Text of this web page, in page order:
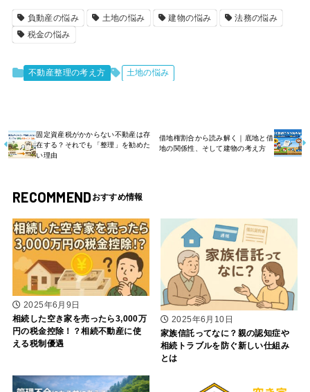
負動産の悩み 土地の悩み 建物の悩み
法務の悩み
税金の悩み
不動産整理の考え方 土地の悩み
固定資産税がかからない不動産は存
在する？それでも「整理」を勧めた
い理由
借地権割合から読み解く｜底地と借
地の関係性、そして建物の考え方
RECOMMEND
2025年6月9日
相続した空き家を売ったら3,000万
円の税金控除！？相続不動産に使
える税制優遇
2025年6月10日
家族信託ってなに？親の認知症や
相続トラブルを防ぐ新しい仕組み
とは